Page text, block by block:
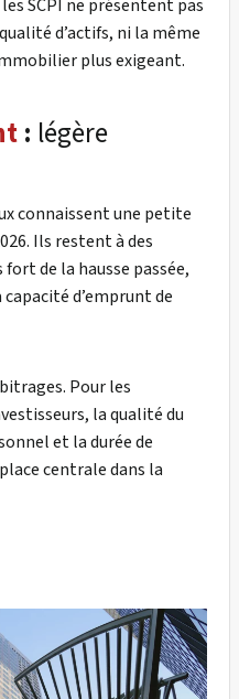
SCPI ne présentent pas
d’actifs, ni la même
plus exigeant.
: légère
connaissent une petite
Ils restent à des
fort de la hausse passée,
d’emprunt de
Pour les
la qualité du
et la durée de
centrale dans la